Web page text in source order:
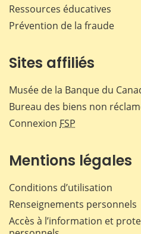
Ressources éducatives
Prévention de la fraude
Sites affiliés
Musée de la Banque du
Bureau des biens non
Connexion FSP
Mentions légales
Conditions d’utilisation
Renseignements personnels
Accès à l’information et